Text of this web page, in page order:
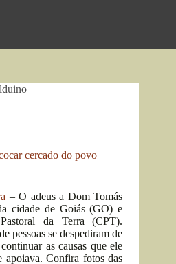
– O adeus a Dom Tomás
cidade de Goiás (GO) e
da Terra (CPT).
pessoas se despediram de
as causas que ele
apoiava. Confira fotos das